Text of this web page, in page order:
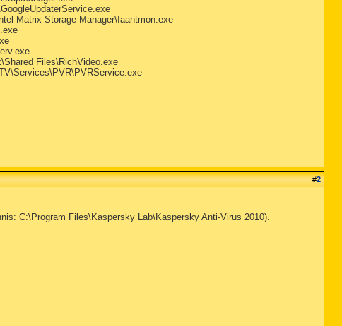
Matrix Storage Manager\Iaantmon.exe
Files\RichVideo.exe
#2
C:\Program Files\Kaspersky Lab\Kaspersky Anti-Virus 2010).